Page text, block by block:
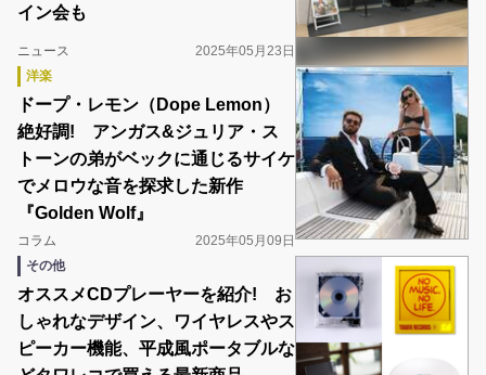
イン会も
ニュース
2025年05月23日
洋楽
ドープ・レモン（Dope Lemon）
絶好調! アンガス&ジュリア・ス
トーンの弟がベックに通じるサイケ
でメロウな音を探求した新作
『Golden Wolf』
コラム
2025年05月09日
その他
オススメCDプレーヤーを紹介! お
しゃれなデザイン、ワイヤレスやス
ピーカー機能、平成風ポータブルな